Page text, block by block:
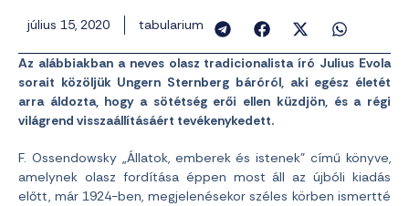
július 15, 2020 tabularium
Az alábbiakban a neves olasz tradicionalista író Julius Evola
sorait közöljük Ungern Sternberg báróról, aki egész életét
arra áldozta, hogy a sötétség erői ellen küzdjön, és a régi
világrend visszaállításáért tevékenykedett.
F. Ossendowsky „Állatok, emberek és istenek” című könyve,
amelynek olasz fordítása éppen most áll az újbóli kiadás
előtt, már 1924-ben, megjelenésekor széles körben ismertté